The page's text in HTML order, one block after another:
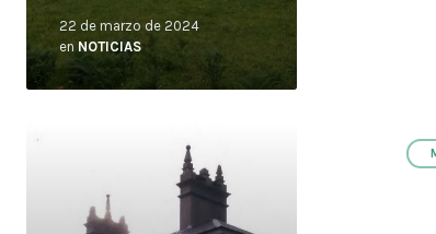
22 de marzo de 2024
en NOTICIAS